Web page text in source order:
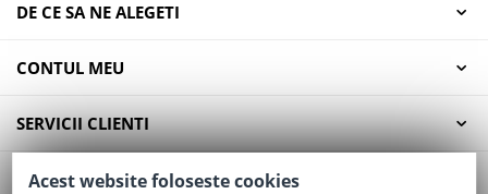
DE CE SA NE ALEGETI
CONTUL MEU
SERVICII CLIENTI
CONTACT
Acest website foloseste cookies